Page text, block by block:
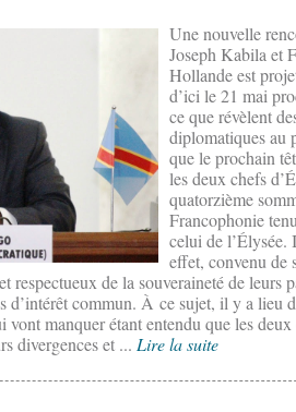
Une nouvelle
Joseph Kabila et
Hollande est
d’ici le 21 mai
ce que révèlent
diplomatiques au
que le prochain
les deux chefs
quatorzième
Francophonie
celui de l’Élysée.
effet, convenu de
respectueux de la souveraineté de leurs
d’intérêt commun. À ce sujet, il y a lieu
vont manquer étant entendu que les deux
divergences et ... Lire la suite